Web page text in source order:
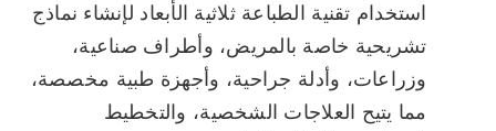
استخدام تقنية الطباعة ثلاثية الأبعاد لإنشاء نماذج
تشريحية خاصة بالمريض، وأطراف صناعية،
وزراعات، وأدلة جراحية، وأجهزة طبية مخصصة،
مما يتيح العلاجات الشخصية، والتخطيط